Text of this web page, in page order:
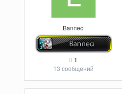
Banned
1
13 сообщений